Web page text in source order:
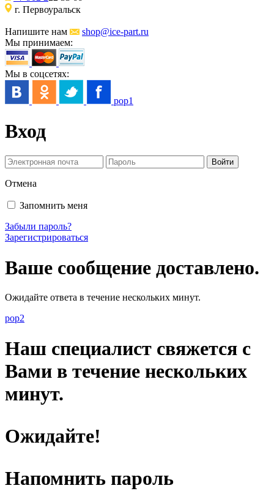
г. Первоуральск
Напишите нам
shop@ice-part.ru
Мы принимаем:
Мы в соцсетях:
pop1
Вход
Отмена
Запомнить меня
Забыли пароль?
Зарегистрироваться
Ваше сообщение доставлено.
Ожидайте ответа в течение нескольких минут.
pop2
Наш специалист свяжется с
Вами в течение нескольких
минут.
Ожидайте!
Напомнить пароль